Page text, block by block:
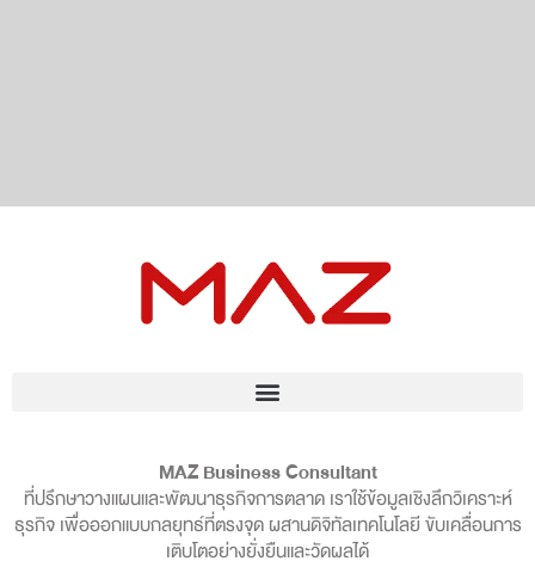
MAZ Business Consultant
ที่ปรึกษาวางแผนและพัฒนาธุรกิจการตลาด เราใช้ข้อมูลเชิงลึกวิเคราะห์
ธุรกิจ เพื่อออกแบบกลยุทธ์ที่ตรงจุด ผสานดิจิทัลเทคโนโลยี ขับเคลื่อนการ
เติบโตอย่างยั่งยืนและวัดผลได้